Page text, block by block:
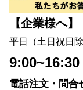
【企業様へ】
平日（土日祝日除
9:00~16:30
電話注文・問合